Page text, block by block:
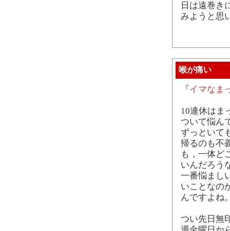
日は遠巻き
みようと思
喉が痛い
『イマなま
10連休はま
ついて悩ん
ずっといて
帰るのも不
も，一体ど
いんだろう
一番悩まし
いことなの
んですよね
つい先日無